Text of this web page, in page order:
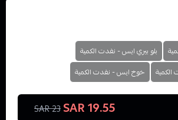
بلو بيري ايس - نفدت الكمية
خوخ ايس - نفدت الكمية
19.55 SAR
23 SAR